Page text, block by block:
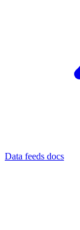
Data feeds docs